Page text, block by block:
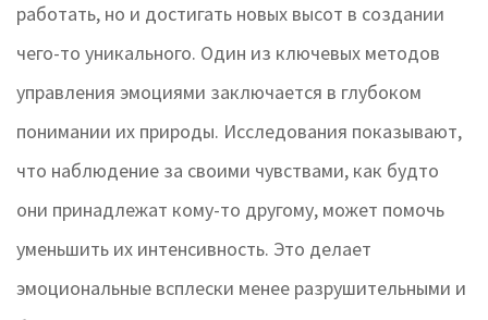
работать, но и достигать новых высот в создании
чего-то уникального. Один из ключевых методов
управления эмоциями заключается в глубоком
понимании их природы. Исследования показывают,
что наблюдение за своими чувствами, как будто
они принадлежат кому-то другому, может помочь
уменьшить их интенсивность. Это делает
эмоциональные всплески менее разрушительными и